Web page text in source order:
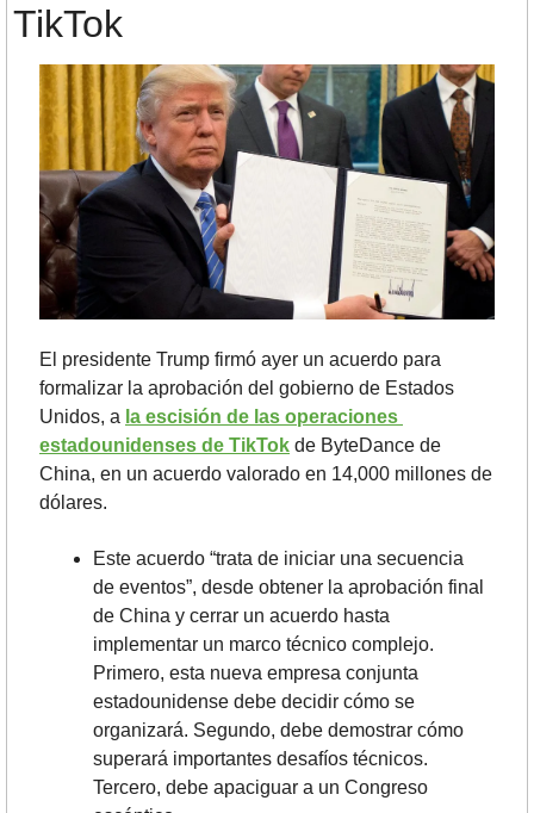
TikTok
El presidente Trump firmó ayer un acuerdo para
formalizar la aprobación del gobierno de Estados
Unidos, a la escisión de las operaciones
estadounidenses de TikTok de ByteDance de
China, en un acuerdo valorado en 14,000 millones de
dólares.
Este acuerdo “trata de iniciar una secuencia
de eventos”, desde obtener la aprobación final
de China y cerrar un acuerdo hasta
implementar un marco técnico complejo.
Primero, esta nueva empresa conjunta
estadounidense debe decidir cómo se
organizará. Segundo, debe demostrar cómo
superará importantes desafíos técnicos.
Tercero, debe apaciguar a un Congreso